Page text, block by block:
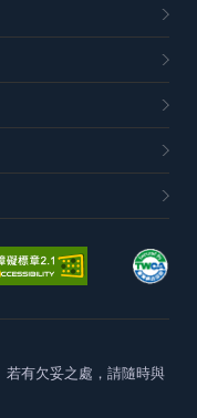
若有欠妥之處，請隨時與